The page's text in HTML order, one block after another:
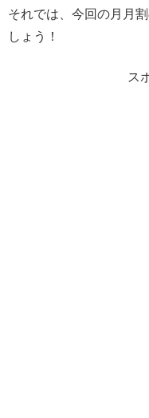
それでは、今回の月月
しょう！
ス